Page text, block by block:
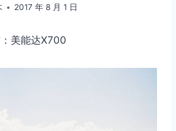
2017 年 8 月 1 日
美能达X700